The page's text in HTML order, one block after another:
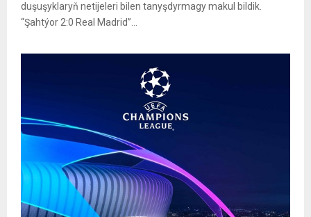
duşuşyklaryň netijeleri bilen tanyşdyrmagy makul bildik.
“Şahtýor 2:0 Real Madrid”...